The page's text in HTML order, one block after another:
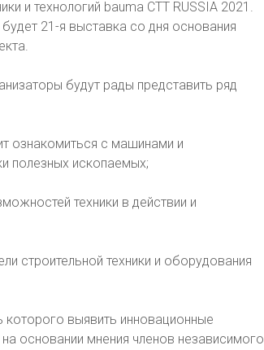
и технологий bauma CTT RUSSIA 2021.
21-я выставка со дня основания
будут рады представить ряд
ознакомиться с машинами и
полезных ископаемых;
техники в действии и
строительной техники и оборудования
которого выявить инновационные
основании мнения членов независимого